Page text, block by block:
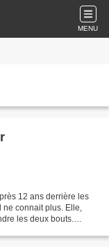
MENU
12 ans derrière les
ne connait plus. Elle,
les deux bouts.